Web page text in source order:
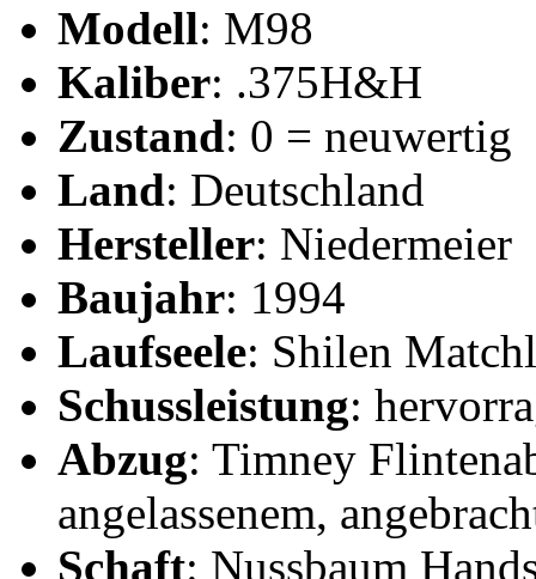
Modell: M98
Kaliber: .375H&H
Zustand: 0 = neuwertig
Land: Deutschland
Hersteller: Niedermeier
Baujahr: 1994
Laufseele: Shilen
Schussleistung:
Abzug: Timney
angelassenem,
Schaft: Nussbaum